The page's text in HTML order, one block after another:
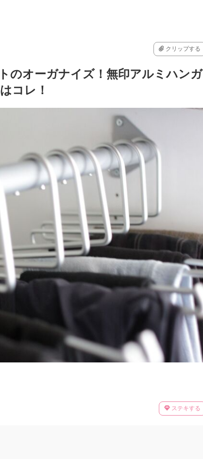
クリップする
のオーガナイズ！無印アルミハンガ
コレ！
ステキする